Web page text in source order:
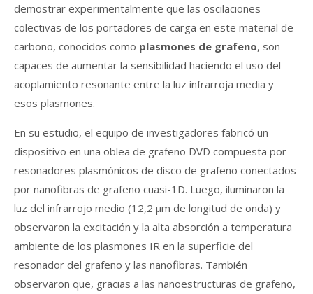
demostrar experimentalmente que las oscilaciones
colectivas de los portadores de carga en este material de
carbono, conocidos como plasmones de grafeno, son
capaces de aumentar la sensibilidad haciendo el uso del
acoplamiento resonante entre la luz infrarroja media y
esos plasmones.
En su estudio, el equipo de investigadores fabricó un
dispositivo en una oblea de grafeno DVD compuesta por
resonadores plasmónicos de disco de grafeno conectados
por nanofibras de grafeno cuasi-1D. Luego, iluminaron la
luz del infrarrojo medio (12,2 μm de longitud de onda) y
observaron la excitación y la alta absorción a temperatura
ambiente de los plasmones IR en la superficie del
resonador del grafeno y las nanofibras. También
observaron que, gracias a las nanoestructuras de grafeno,